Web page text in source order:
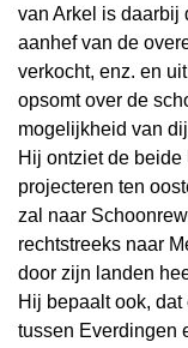
van Arkel is daarbij
aanhef van de
verkocht, enz. en
opsomt over de
mogelijkheid van
Hij ontziet de
projecteren ten
zal naar
rechtstreeks naar
door zijn landen
Hij bepaalt ook,
tussen Everdingen